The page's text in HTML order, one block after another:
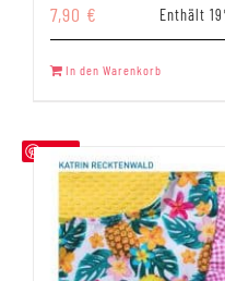
7,90 € Enthält
In den Warenkorb
Save